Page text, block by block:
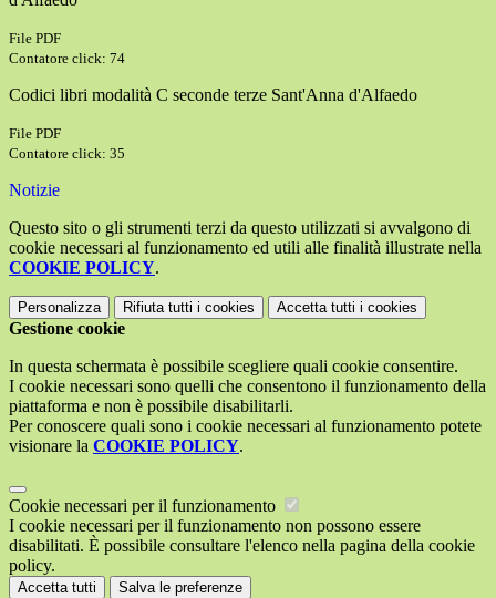
File PDF
Contatore click: 74
Codici libri modalità C seconde terze Sant'Anna d'Alfaedo
File PDF
Contatore click: 35
Notizie
Questo sito o gli strumenti terzi da questo utilizzati si avvalgono di
cookie necessari al funzionamento ed utili alle finalità illustrate nella
COOKIE POLICY.
Personalizza Rifiuta tutti i cookies Accetta tutti i cookies
Gestione cookie
In questa schermata è possibile scegliere quali cookie consentire.
I cookie necessari sono quelli che consentono il funzionamento della
piattaforma e non è possibile disabilitarli.
Per conoscere quali sono i cookie necessari al funzionamento potete
visionare la COOKIE POLICY.
Cookie necessari per il funzionamento
I cookie necessari per il funzionamento non possono essere
disabilitati. È possibile consultare l'elenco nella pagina della cookie
policy.
Accetta tutti Salva le preferenze